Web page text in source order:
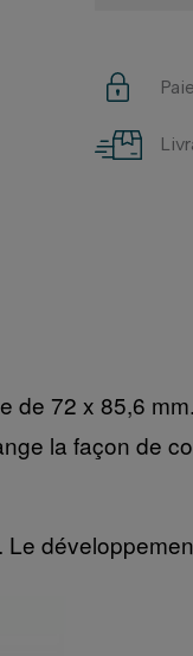
72 x 85,6
la façon de